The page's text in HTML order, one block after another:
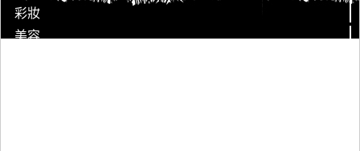
彩妝
美容